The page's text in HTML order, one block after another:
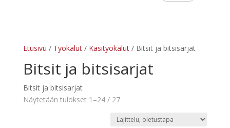
Etusivu / Työkalut/ Käsityökalut/ Bitsit ja bitsisarjat
Bitsit ja bitsisarjat
Bitsit ja bitsisarjat
Näytetään tulokset 1–24 / 27